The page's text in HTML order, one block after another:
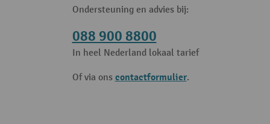
Ondersteuning en advies bij:
088 900 8800
In heel Nederland lokaal tarief
Of via ons contactformulier.